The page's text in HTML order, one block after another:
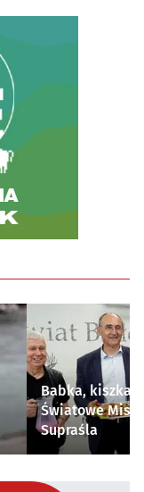
Babka, kiszka i
Światowe
Supraśla